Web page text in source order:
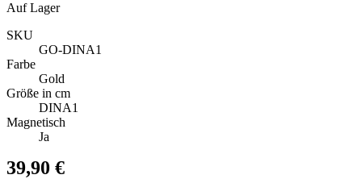
Auf Lager
SKU
GO-DINA1
Farbe
Gold
Größe in cm
DINA1
Magnetisch
Ja
39,90 €